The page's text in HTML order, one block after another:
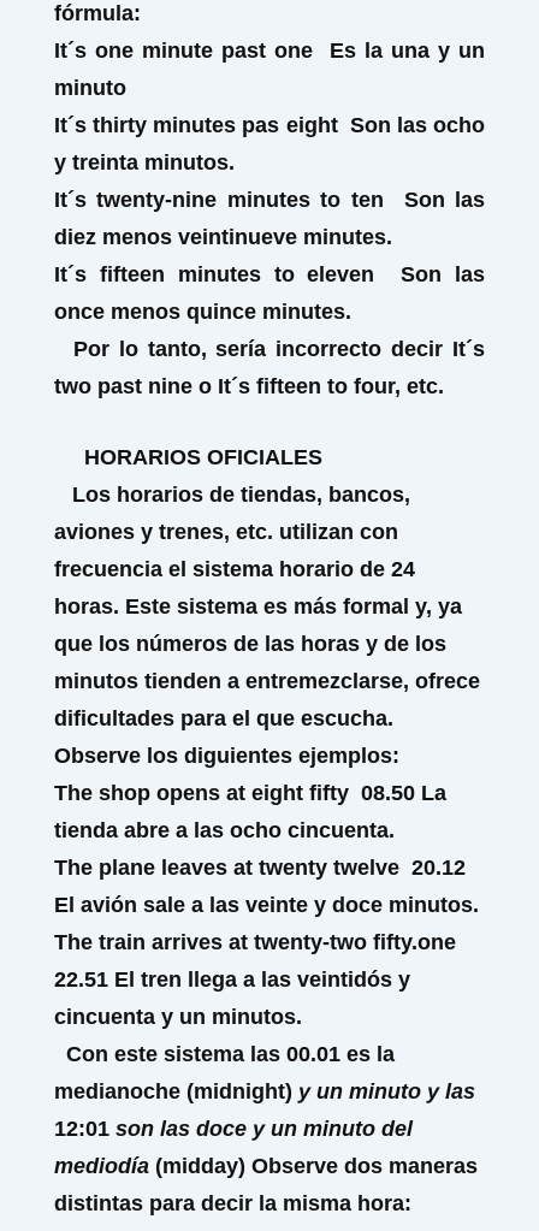
fórmula:
It´s one minute past one
Es la una y un
minuto
It´s thirty minutes pas eight Son las ocho
y treinta minutos.
It´s twenty-nine minutes to ten
Son las
diez menos veintinueve minutes.
It´s fifteen
minutes to eleven
Son las
once menos quince minutes.
Por lo tanto, sería incorrecto decir It´s
two past nine o It´s fifteen to four, etc.
HORARIOS OFICIALES
Los horarios de tiendas, bancos,
aviones y trenes, etc. utilizan con
frecuencia el sistema horario de 24
horas. Este sistema es más formal y, ya
que los números de las horas y de los
minutos tienden a entremezclarse, ofrece
dificultades para el que escucha.
Observe los diguientes ejemplos:
The shop opens at eight fifty 08.50 La
tienda abre a las ocho cincuenta.
The plane leaves at twenty twelve 20.12
El avión sale a las veinte y doce minutos.
The train arrives at twenty-two fifty.one
22.51 El tren llega a las veintidós y
cincuenta y un minutos.
Con este sistema las 00.01 es la
medianoche (midnight) y un minuto y las
12:01 son las doce y un minuto del
mediodía (midday) Observe dos maneras
distintas para decir la misma hora: